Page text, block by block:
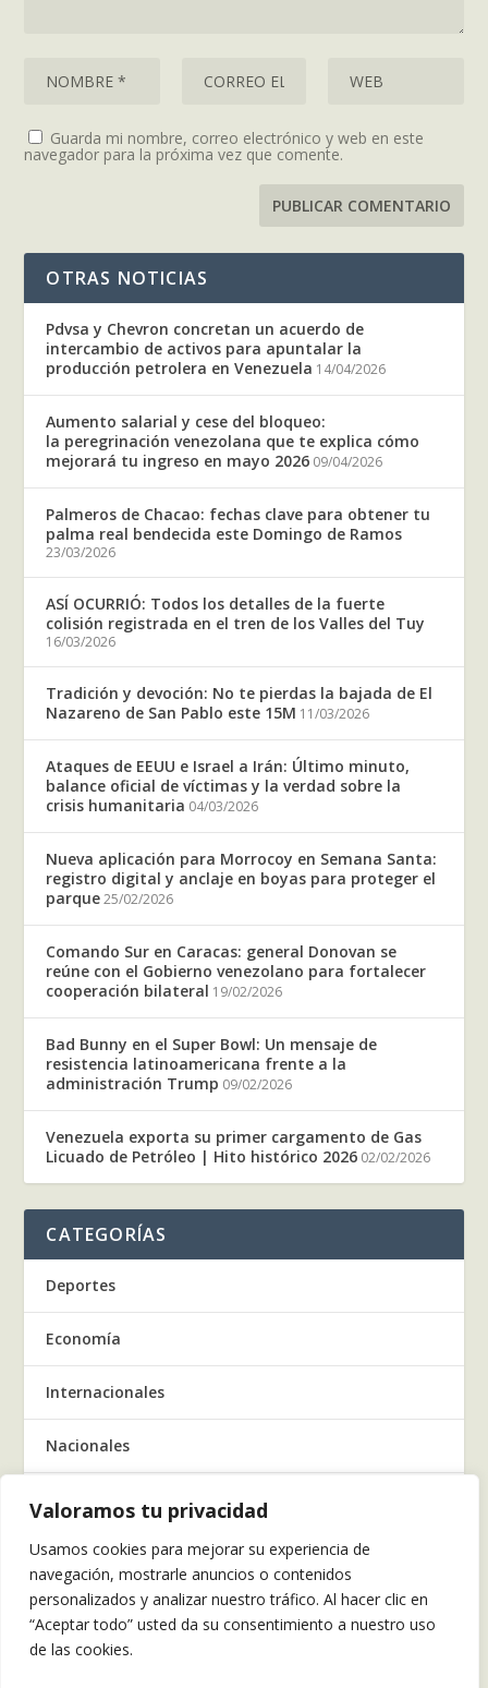
Valoramos tu privacidad
Usamos cookies para mejorar su experiencia de
navegación, mostrarle anuncios o contenidos
personalizados y analizar nuestro tráfico. Al hacer clic en
“Aceptar todo” usted da su consentimiento a nuestro uso
de las cookies.
Guarda mi nombre, correo electrónico y web en este
navegador para la próxima vez que comente.
OTRAS NOTICIAS
Pdvsa y Chevron concretan un acuerdo de
intercambio de activos para apuntalar la
producción petrolera en Venezuela 14/04/2026
Aumento salarial y cese del bloqueo:
la peregrinación venezolana que te explica cómo
mejorará tu ingreso en mayo 2026 09/04/2026
Palmeros de Chacao: fechas clave para obtener tu
palma real bendecida este Domingo de Ramos
23/03/2026
ASÍ OCURRIÓ: Todos los detalles de la fuerte
colisión registrada en el tren de los Valles del Tuy
16/03/2026
Tradición y devoción: No te pierdas la bajada de El
Nazareno de San Pablo este 15M 11/03/2026
Ataques de EEUU e Israel a Irán: Último minuto,
balance oficial de víctimas y la verdad sobre la
crisis humanitaria 04/03/2026
Nueva aplicación para Morrocoy en Semana Santa:
registro digital y anclaje en boyas para proteger el
parque 25/02/2026
Comando Sur en Caracas: general Donovan se
reúne con el Gobierno venezolano para fortalecer
cooperación bilateral 19/02/2026
Bad Bunny en el Super Bowl: Un mensaje de
resistencia latinoamericana frente a la
administración Trump 09/02/2026
Venezuela exporta su primer cargamento de Gas
Licuado de Petróleo | Hito histórico 2026 02/02/2026
CATEGORÍAS
Deportes
Economía
Internacionales
Nacionales
Regionales
Salud
Tecnología
Tendencia